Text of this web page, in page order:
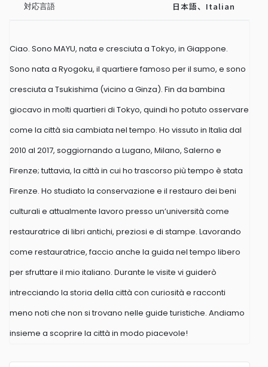
対応言語 日本語、Italian
Ciao. Sono MAYU, nata e cresciuta a Tokyo, in Giappone.
Sono nata a Ryogoku, il quartiere famoso per il sumo, e sono
cresciuta a Tsukishima (vicino a Ginza). Fin da bambina
giocavo in molti quartieri di Tokyo, quindi ho potuto osservare
come la città sia cambiata nel tempo. Ho vissuto in Italia dal
2010 al 2017, soggiornando a Lugano, Milano, Salerno e
Firenze; tuttavia, la città in cui ho trascorso più tempo è stata
Firenze. Ho studiato la conservazione e il restauro dei beni
culturali e attualmente lavoro presso un’università come
restauratrice di libri antichi, preziosi e di stampe. Lavorando
come restauratrice, faccio anche la guida nel tempo libero
per sfruttare il mio italiano. Durante le visite vi guiderò
intrecciando la storia della città con curiosità e racconti
meno noti che non si trovano nelle guide turistiche. Andiamo
insieme a scoprire la città in modo piacevole!